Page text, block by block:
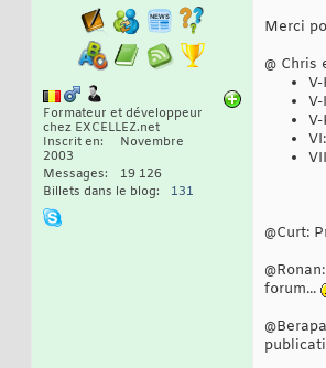
Formateur et développeur
chez EXCELLEZ.net
Inscrit en
Novembre
2003
Messages
19 126
Billets dans le blog
131
Merci
@
@Curt:
forum...